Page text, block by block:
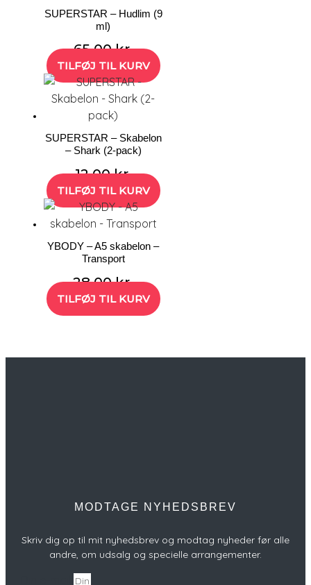
SUPERSTAR – Hudlim (9
ml)
65,00kr.
TILFØJ TIL KURV
SUPERSTAR – Skabelon
– Shark (2-pack)
12,00kr.
TILFØJ TIL KURV
YBODY – A5 skabelon –
Transport
28,00kr.
TILFØJ TIL KURV
MODTAGE NYHEDSBREV
Skriv dig op til mit nyhedsbrev og modtag nyheder før alle
andre, om udsalg og specielle arrangementer.